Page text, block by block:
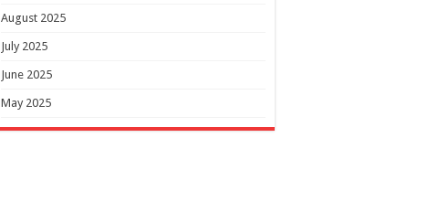
August 2025
July 2025
June 2025
May 2025